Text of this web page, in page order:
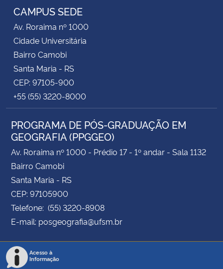
CAMPUS SEDE
Av. Roraima nº 1000
Cidade Universitária
Bairro Camobi
Santa Maria - RS
CEP: 97105-900
+55 (55) 3220-8000
PROGRAMA DE PÓS-GRADUAÇÃO EM
GEOGRAFIA (PPGGEO)
Av. Roraima nº 1000 - Prédio 17 - 1º andar - Sala 1132
Bairro Camobi
Santa Maria - RS
CEP: 97105900
Telefone: (55) 3220-8908
E-mail: posgeografia@ufsm.br
Acesso à
Informação